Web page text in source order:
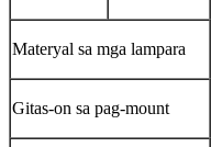
Materyal sa mga lampara
Gitas-on sa pag-mount